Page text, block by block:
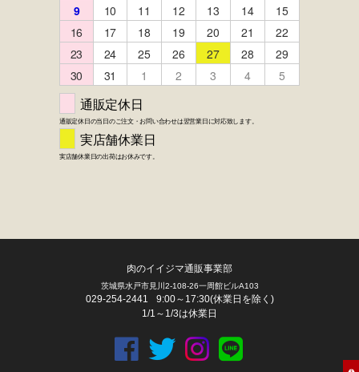
twitter instagram
肉のイイジマ通販事業部
茨城県水戸市見川2-108-26一周館ビルA103
029-254-2441
9:00～17:30(休業日を除く)
1/1～1/3は休業日